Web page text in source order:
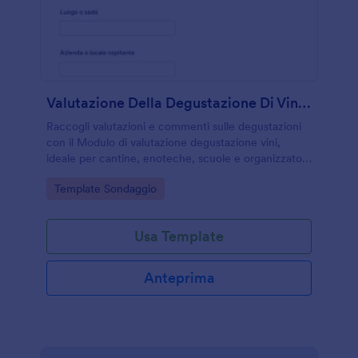
Valutazione Della Degustazione Di Vini Survey
Raccogli valutazioni e commenti sulle degustazioni
con il Modulo di valutazione degustazione vini,
ideale per cantine, enoteche, scuole e organizzatori
confrontare i risultati.
Go to Category:
Template Sondaggio
Usa Template
Anteprima